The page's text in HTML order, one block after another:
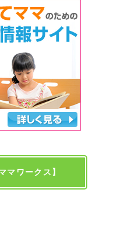
マワークス】